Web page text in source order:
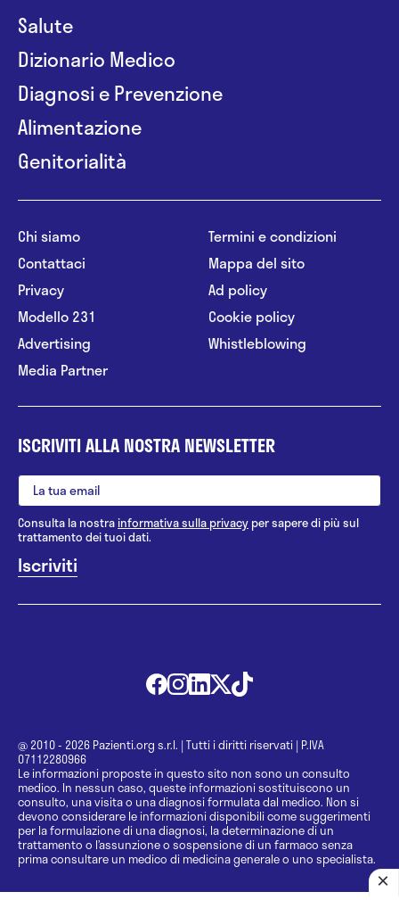
Salute
Dizionario Medico
Diagnosi e Prevenzione
Alimentazione
Genitorialità
Chi siamo
Contattaci
Privacy
Modello 231
Advertising
Media Partner
Termini e condizioni
Mappa del sito
Ad policy
Cookie policy
Whistleblowing
ISCRIVITI ALLA NOSTRA NEWSLETTER
Consulta la nostrainformativa sulla privacy per sapere di più sul
trattamento dei tuoi dati.
@ 2010 - 2026 Pazienti.org s.r.l. | Tutti i diritti riservati | P.IVA
07112280966
Le informazioni proposte in questo sito non sono un consulto
medico. In nessun caso, queste informazioni sostituiscono un
consulto, una visita o una diagnosi formulata dal medico. Non si
devono considerare le informazioni disponibili come suggerimenti
per la formulazione di una diagnosi, la determinazione di un
trattamento o l’assunzione o sospensione di un farmaco senza
prima consultare un medico di medicina generale o uno specialista.